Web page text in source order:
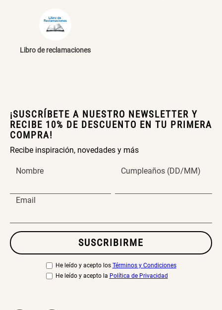
Libro de reclamaciones
¡SUSCRÍBETE A NUESTRO NEWSLETTER Y
RECIBE 10% DE DESCUENTO EN TU PRIMERA
COMPRA!
Recibe inspiración, novedades y más
Nombre Cumpleaños (DD/MM)
Email
SUSCRIBIRME
He leído y acepto los Términos y Condiciones
He leído y acepto la Política de Privacidad
Cama Nido Grande para Perros
S/ 169.00S/ 143.65
S/ 35.90